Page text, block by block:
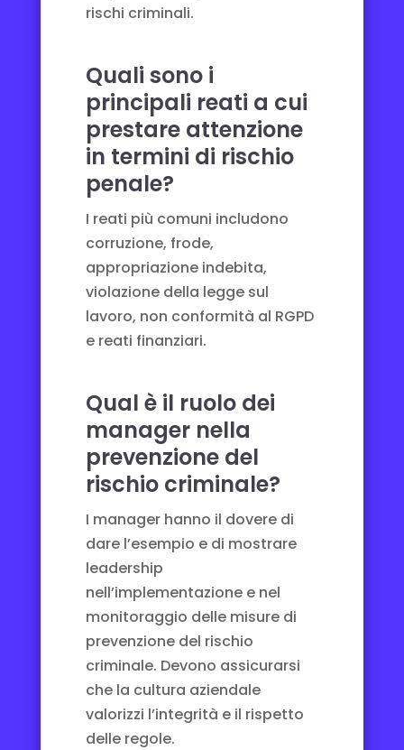
rischi criminali.
Quali sono i
principali reati a cui
prestare attenzione
in termini di rischio
penale?
I reati più comuni includono
corruzione, frode,
appropriazione indebita,
violazione della legge sul
lavoro, non conformità al RGPD
e reati finanziari.
Qual è il ruolo dei
manager nella
prevenzione del
rischio criminale?
I manager hanno il dovere di
dare l’esempio e di mostrare
leadership
nell’implementazione e nel
monitoraggio delle misure di
prevenzione del rischio
criminale. Devono assicurarsi
che la cultura aziendale
valorizzi l’integrità e il rispetto
delle regole.